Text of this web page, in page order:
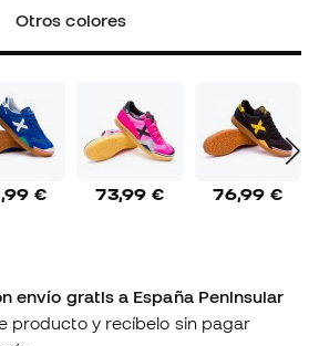
Otros colores
€ 73,99 € 76,99 €
envío gratis a España Peninsular
producto y recíbelo sin pagar